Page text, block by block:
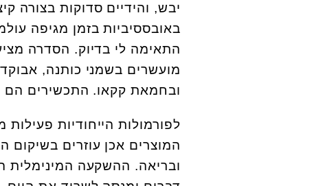
יבש, והידיים סדוקות בצורה
התאימה לי בדיוק. הסדרה
ובחמאת קקאו. התכשירים הם
לפורמולות הייחודיות
המוצרים אכן עוזרים בשיקום
ובריאה. ההשקעה המינימלית